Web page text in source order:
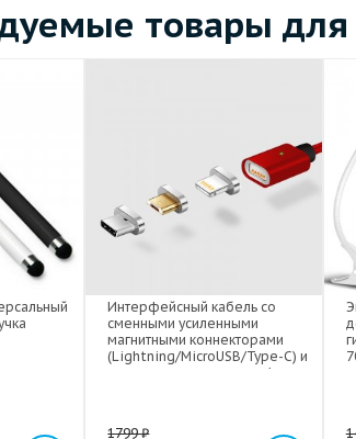
товары
Интерфейсный кабель со
сменными усиленными
магнитными коннекторами
(Lightning/MicroUSB/Type-C) и
световым индикатором 1м
1799₽